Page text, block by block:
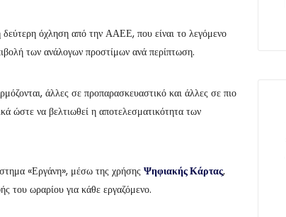
δεύτερη όχληση από την ΑΑΕΕ, που είναι το λεγόμενο
των ανάλογων προστίμων ανά περίπτωση.
άλλες σε προπαρασκευαστικό και άλλες σε πιο
ώστε να βελτιωθεί η αποτελεσματικότητα των
«Εργάνη», μέσω της χρήσης Ψηφιακής Κάρτας,
του ωραρίου για κάθε εργαζόμενο.